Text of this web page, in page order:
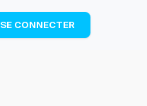
TÉLÉCHARGER
SE CONNECTER